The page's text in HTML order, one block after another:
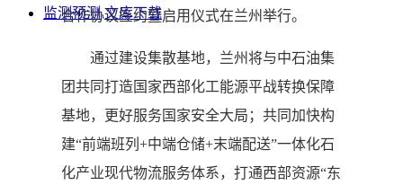
监测预测 文库下载
合作协议签约暨启用仪式在兰州举行。
通过建设集散基地，兰州将与中石油集
团共同打造国家西部化工能源平战转换保障
基地，更好服务国家安全大局；共同加快构
建“前端班列+中端仓储+末端配送”一体化石
化产业现代物流服务体系，打通西部资源“东